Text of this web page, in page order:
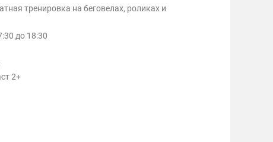
тренировка на беговелах, роликах и
до 18:30
2+